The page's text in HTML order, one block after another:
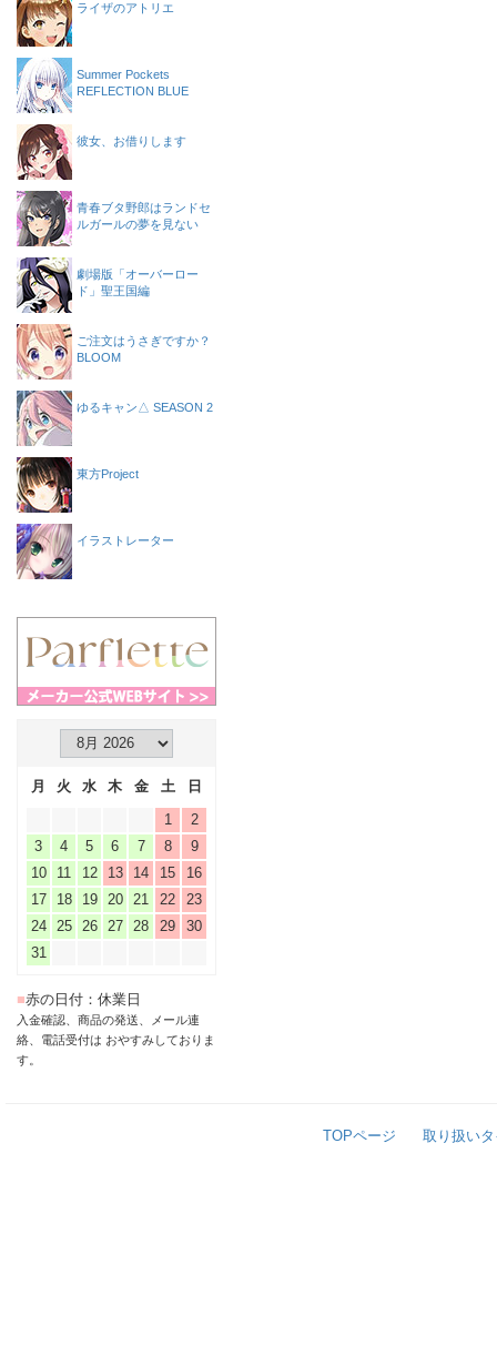
ライザのアトリエ
Summer Pockets
REFLECTION BLUE
彼女、お借りします
青春ブタ野郎はランドセ
ルガールの夢を見ない
劇場版「オーバーロー
ド」聖王国編
ご注文はうさぎですか？
BLOOM
ゆるキャン△ SEASON 2
東方Project
イラストレーター
月 火 水 木 金 土
日
1
2
3
4 5 6 7 8
9
10
11 12 13 14 15
16
17
18 19 20 21 22
23
24
25 26 27 28 29
30
31
■赤の日付：休業日
入金確認、商品の発送、メール連
絡、電話受付は おやすみしておりま
す。
TOPページ 取り扱い